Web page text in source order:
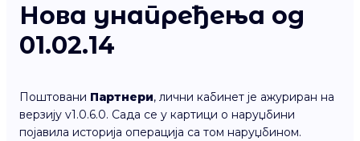
Нова унапређења од
01.02.14
Поштовани Партнери, лични кабинет је ажуриран на
верзију v1.0.6.0. Сада се у картици о наруџбини
појавила историја операција са том наруџбином.